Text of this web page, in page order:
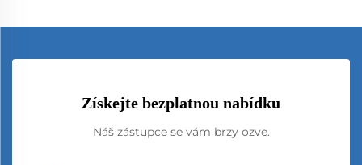
Získejte bezplatnou nabídku
Náš zástupce se vám brzy ozve.